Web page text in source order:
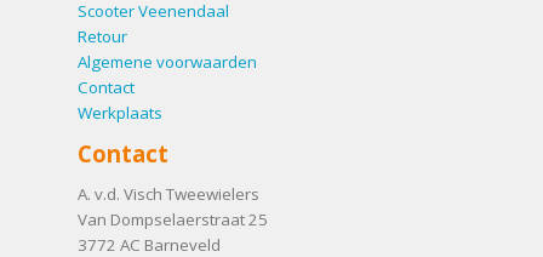
Scooter Veenendaal
Retour
Algemene voorwaarden
Contact
Werkplaats
Contact
A. v.d. Visch Tweewielers
Van Dompselaerstraat 25
3772 AC Barneveld